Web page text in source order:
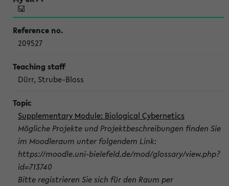
209527
Dürr, Strube-Bloss
Supplementary Module: Biological Cybernetics
Mögliche Projekte und Projektbeschreibungen finden Sie
im Moodleraum unter folgendem Link:
https://moodle.uni-bielefeld.de/mod/glossary/view.php?
id=713740
Bitte registrieren Sie sich für den Raum per